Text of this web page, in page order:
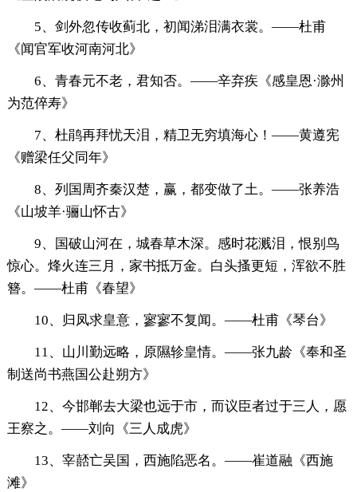
5、剑外忽传收蓟北，初闻涕泪满衣裳。——杜甫
《闻官军收河南河北》
6、青春元不老，君知否。——辛弃疾《感皇恩·滁州
为范倅寿》
7、杜鹃再拜忧天泪，精卫无穷填海心！——黄遵宪
《赠梁任父同年》
8、列国周齐秦汉楚，赢，都变做了土。——张养浩
《山坡羊·骊山怀古》
9、国破山河在，城春草木深。感时花溅泪，恨别鸟
惊心。烽火连三月，家书抵万金。白头搔更短，浑欲不胜
簪。——杜甫《春望》
10、归凤求皇意，寥寥不复闻。——杜甫《琴台》
11、山川勤远略，原隰轸皇情。——张九龄《奉和圣
制送尚书燕国公赴朔方》
12、今邯郸去大梁也远于市，而议臣者过于三人，愿
王察之。——刘向《三人成虎》
13、宰嚭亡吴国，西施陷恶名。——崔道融《西施
滩》